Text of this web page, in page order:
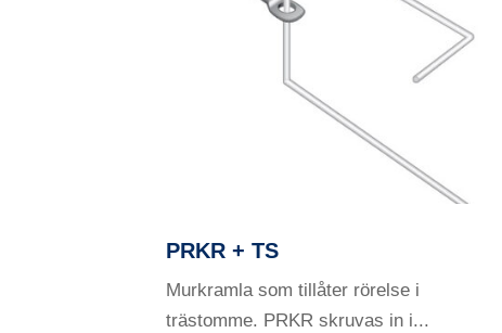
PRKR + TS
Murkramla som tillåter rörelse i
trästomme. PRKR skruvas in i...